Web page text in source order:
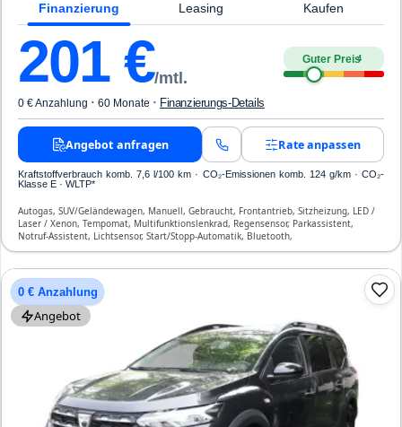
Finanzierung Leasing Kaufen
201€/mtl.
Guter Preis4
0 € Anzahlung · 60 Monate · Finanzierungs-Details
Angebot anfragen Rate anpassen
Kraftstoffverbrauch komb. 7,6 l/100 km · CO₂-Emissionen komb. 124 g/km · CO₂-
Klasse E · WLTP*
Autogas, SUV/Geländewagen, Manuell, Gebraucht, Frontantrieb, Sitzheizung, LED /
Laser / Xenon, Tempomat, Multifunktionslenkrad, Regensensor, Parkassistent,
Notruf-Assistent, Lichtsensor, Start/Stopp-Automatik, Bluetooth,
Freisprecheinrichtung, Verkehrszeichen-Erkennung, ESP, ABS, Klimaautomatik,
0 € Anzahlung
Angebot